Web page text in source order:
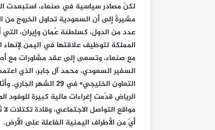
لكنّ مصادر سياسية في صنعاء، استبعدت
مشيرةً إلى أن السعودية تحاول الخروج
عدد من الدول، كسلطنة عُمان وإيران، التي
المملكة لتوظيف علاقتها في اليمن لإنهاء
مع صنعاء، وتسعى إلى عقد مشاورات مع
السفير السعودي، محمد آل جابر، الذي
التعاون الخليجي» في
الرياض قدّمت إغراءات مالية كبيرة
مواقع التواصل الاجتماعي، وقادة تكتلات
أيّ من الأطراف اليمنية الفاعلة على الأرض.